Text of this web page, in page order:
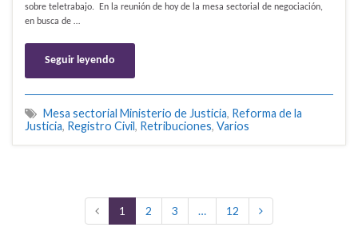
sobre teletrabajo. En la reunión de hoy de la mesa sectorial de negociación,
en busca de …
Seguir leyendo
Mesa sectorial Ministerio de Justicia, Reforma de la
Justicia, Registro Civil, Retribuciones, Varios
1 2 3 … 12